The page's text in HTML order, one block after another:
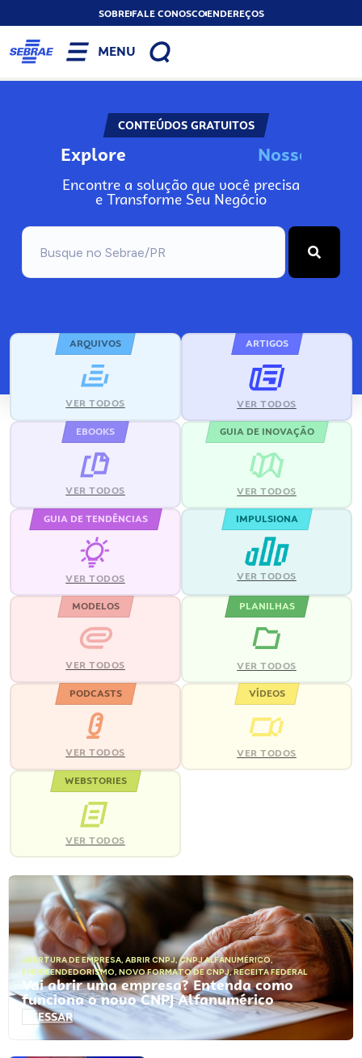
SOBREFALE CONOSCOENDEREÇOS
MENU
CONTEÚDOS GRATUITOS
Explore No
Encontre a solução que você precisa
e Transforme Seu Negócio
ARQUIVOS
VER TODOS
ARTIGOS
VER TODOS
EBOOKS
VER TODOS
GUIA DE INOVAÇÃO
VER TODOS
GUIA DE TENDÊNCIAS
VER TODOS
IMPULSIONA
VER TODOS
MODELOS
VER TODOS
PLANILHAS
VER TODOS
PODCASTS
VER TODOS
VÍDEOS
VER TODOS
WEBSTORIES
VER TODOS
ABERTURA DE EMPRESA, ABRIR CNPJ,CNPJ ALFANUMÉRICO,
EMPREENDEDORISMO, NOVO FORMATO DE CNPJ,RECEITA FEDERAL
Vai abrir uma empresa? Entenda como
funciona o novo CNPJ Alfanumérico
ACESSAR